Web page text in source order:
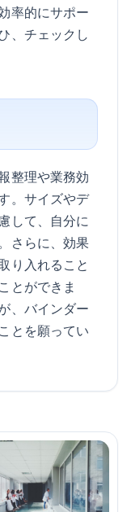
率的にサポー
、チェックし
整理や業務効
。サイズやデ
して、自分に
さらに、効果
り入れること
とができま
、バインダー
とを願ってい